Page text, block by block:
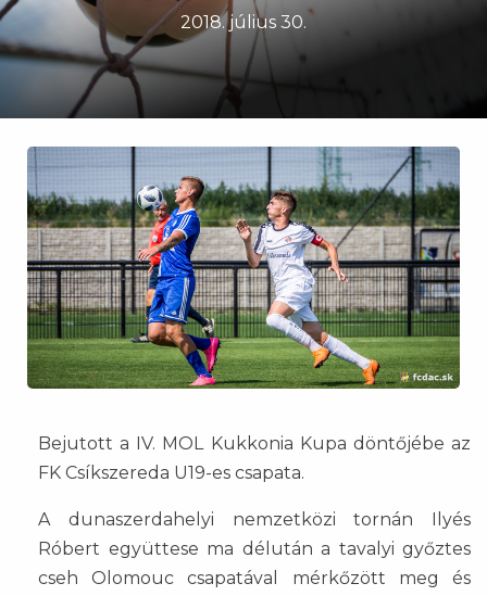
2018. július 30.
Bejutott a IV. MOL Kukkonia Kupa döntőjébe az
FK Csíkszereda U19-es csapata.
A dunaszerdahelyi nemzetközi tornán Ilyés
Róbert együttese ma délután a tavalyi győztes
cseh Olomouc csapatával mérkőzött meg és